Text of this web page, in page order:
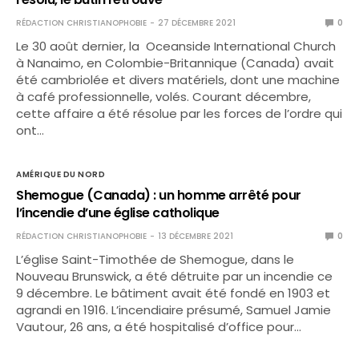
RÉDACTION CHRISTIANOPHOBIE 27 DÉCEMBRE 2021 0
Le 30 août dernier, la Oceanside International Church
à Nanaimo, en Colombie-Britannique (Canada) avait
été cambriolée et divers matériels, dont une machine
à café professionnelle, volés. Courant décembre,
cette affaire a été résolue par les forces de l’ordre qui
ont…
AMÉRIQUE DU NORD
Shemogue (Canada) : un homme arrêté pour
l’incendie d’une église catholique
RÉDACTION CHRISTIANOPHOBIE 13 DÉCEMBRE 2021 0
L’église Saint-Timothée de Shemogue, dans le
Nouveau Brunswick, a été détruite par un incendie ce
9 décembre. Le bâtiment avait été fondé en 1903 et
agrandi en 1916. L’incendiaire présumé, Samuel Jamie
Vautour, 26 ans, a été hospitalisé d’office pour…